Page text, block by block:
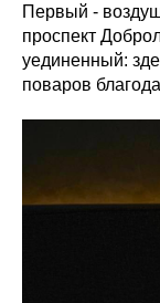
Первый -
проспект
уединенный:
поваров